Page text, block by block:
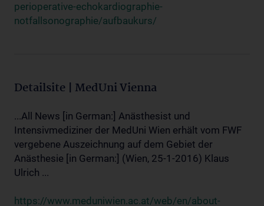
perioperative-echokardiographie-
notfallsonographie/aufbaukurs/
Detailsite | MedUni Vienna
...All News [in German:] Anästhesist und
Intensivmediziner der MedUni Wien erhält vom FWF
vergebene Auszeichnung auf dem Gebiet der
Anästhesie [in German:] (Wien, 25-1-2016) Klaus
Ulrich ...
https://www.meduniwien.ac.at/web/en/about-